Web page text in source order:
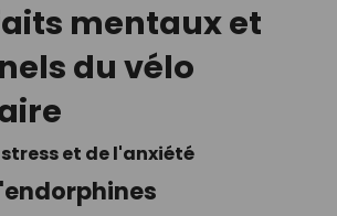
mentaux et
du vélo
et de l'anxiété